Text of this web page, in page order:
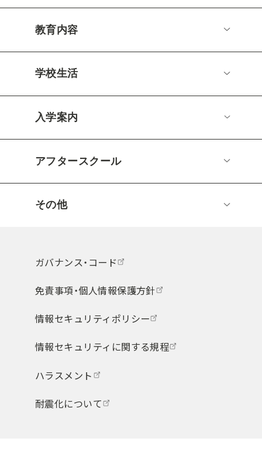
教育内容
学校生活
入学案内
アフタースクール
その他
ガバナンス・コード
免責事項・個人情報保護方針
情報セキュリティポリシー
情報セキュリティに関する規程
ハラスメント
耐震化について